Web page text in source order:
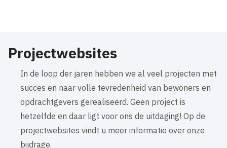
Projectwebsites
In de loop der jaren hebben we al veel projecten met
succes en naar volle tevredenheid van bewoners en
opdrachtgevers gerealiseerd. Geen project is
hetzelfde en daar ligt voor ons de uitdaging! Op de
projectwebsites vindt u meer informatie over onze
bijdrage.